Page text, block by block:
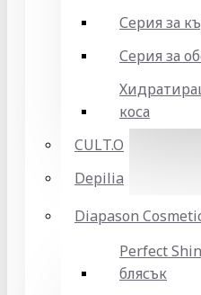
Серия за
Серия за
коса
CULT.O
Depilia
Diapason
Perfect
блясък